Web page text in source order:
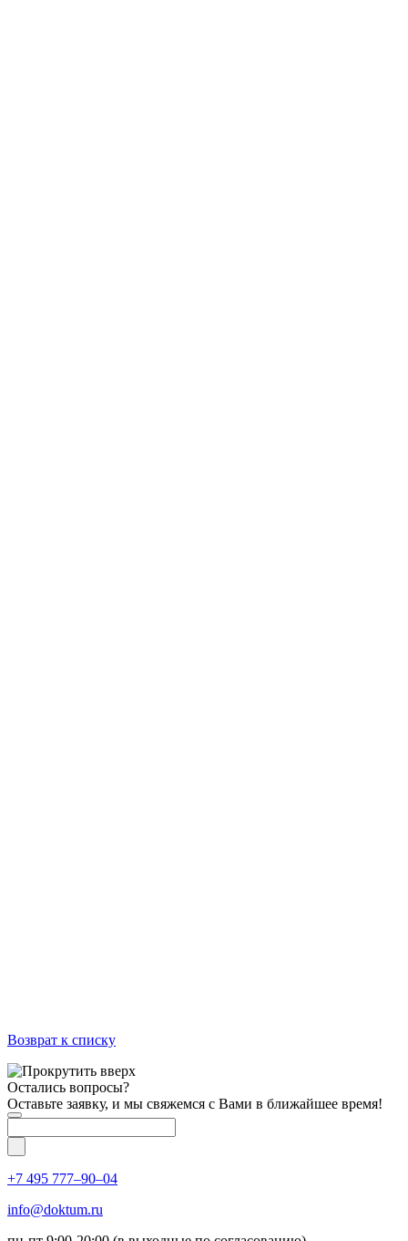
Возврат к списку
Остались вопросы?
Оставьте заявку, и мы свяжемся с Вами в ближайшее время!
+7 495 777–90–04
info@doktum.ru